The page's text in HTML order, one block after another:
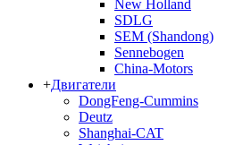
New Holland
SDLG
SEM (Shandong)
Sennebogen
China-Motors
+Двигатели
DongFeng-Cummins
Deutz
Shanghai-CAT